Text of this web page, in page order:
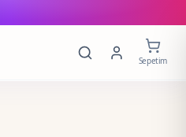
Sepetim